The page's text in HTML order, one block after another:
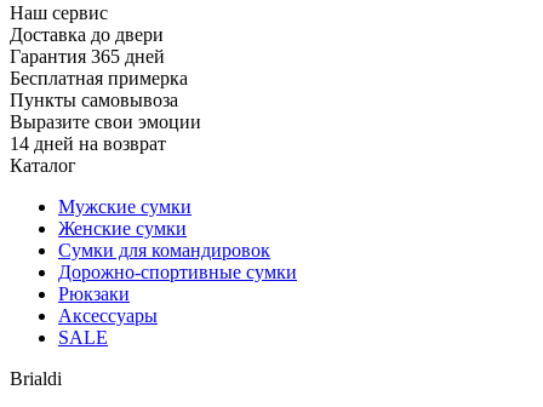
Наш сервис
Доставка до двери
Гарантия 365 дней
Бесплатная примерка
Пункты самовывоза
Выразите свои эмоции
14 дней на возврат
Каталог
Мужские сумки
Женские сумки
Сумки для командировок
Дорожно-спортивные сумки
Рюкзаки
Аксессуары
SALE
Brialdi